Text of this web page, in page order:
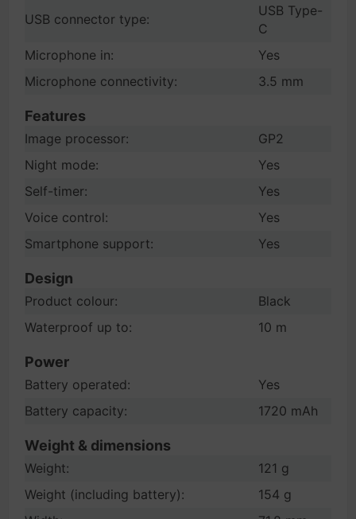
USB connector type:
USB Type-
C
Microphone in:
Yes
Microphone connectivity:
3.5 mm
Features
Image processor:
GP2
Night mode:
Yes
Self-timer:
Yes
Voice control:
Yes
Smartphone support:
Yes
Design
Product colour:
Black
Waterproof up to:
10 m
Power
Battery operated:
Yes
Battery capacity:
1720 mAh
Weight & dimensions
Weight:
121 g
Weight (including battery):
154 g